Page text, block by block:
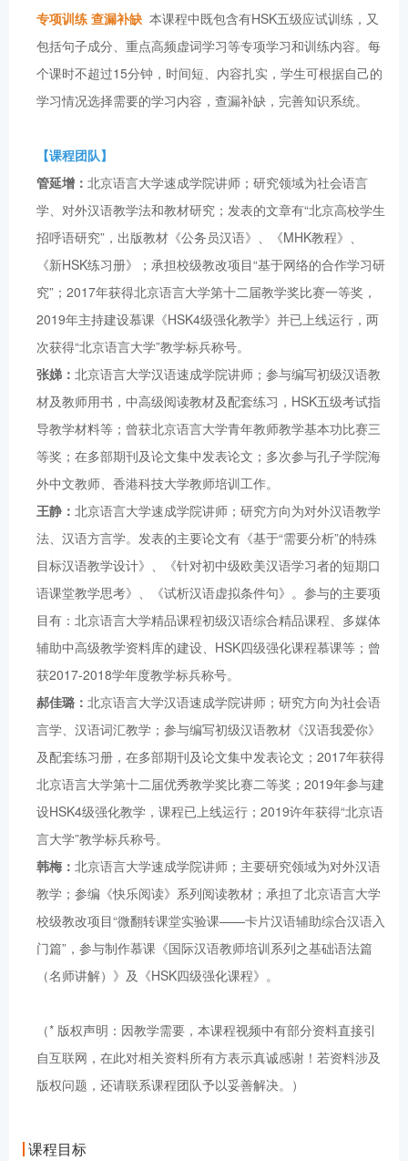
专项训练 查漏补缺 本课程中既包含有HSK五级应试训练，又
包括句子成分、重点高频虚词学习等专项学习和训练内容。每
个课时不超过15分钟，时间短、内容扎实，学生可根据自己的
学习情况选择需要的学习内容，查漏补缺，完善知识系统。
【课程团队】
管延增： 北京语言大学速成学院讲师；研究领域为社会语言
学、对外汉语教学法和教材研究；发表的文章有“北京高校学生
招呼语研究”，出版教材《公务员汉语》、《MHK教程》、
《新HSK练习册》；承担校级教改项目“基于网络的合作学习研
究”；2017年获得北京语言大学第十二届教学奖比赛一等奖，
2019年主持建设慕课《HSK4级强化教学》并已上线运行，两
次获得“北京语言大学”教学标兵称号。
张娣： 北京语言大学汉语速成学院讲师；参与编写初级汉语教
材及教师用书，中高级阅读教材及配套练习，HSK五级考试指
导教学材料等；曾获北京语言大学青年教师教学基本功比赛三
等奖；在多部期刊及论文集中发表论文；多次参与孔子学院海
外中文教师、香港科技大学教师培训工作。
王静： 北京语言大学速成学院讲师；研究方向为对外汉语教学
法、汉语方言学。发表的主要论文有《基于“需要分析”的特殊
目标汉语教学设计》、《针对初中级欧美汉语学习者的短期口
语课堂教学思考》、《试析汉语虚拟条件句》。参与的主要项
目有：北京语言大学精品课程初级汉语综合精品课程、多媒体
辅助中高级教学资料库的建设、HSK四级强化课程慕课等；曾
获2017-2018学年度教学标兵称号。
郝佳璐： 北京语言大学汉语速成学院讲师；研究方向为社会语
言学、汉语词汇教学；参与编写初级汉语教材《汉语我爱你》
及配套练习册，在多部期刊及论文集中发表论文；2017年获得
北京语言大学第十二届优秀教学奖比赛二等奖；2019年参与建
设HSK4级强化教学，课程已上线运行；2019许年获得“北京语
言大学”教学标兵称号。
韩梅： 北京语言大学速成学院讲师；主要研究领域为对外汉语
教学；参编《快乐阅读》系列阅读教材；承担了北京语言大学
校级教改项目“微翻转课堂实验课——卡片汉语辅助综合汉语入
门篇”，参与制作慕课《国际汉语教师培训系列之基础语法篇
（名师讲解）》及《HSK四级强化课程》。
（* 版权声明：因教学需要，本课程视频中有部分资料直接引
自互联网，在此对相关资料所有方表示真诚感谢！若资料涉及
版权问题，还请联系课程团队予以妥善解决。）
课程目标